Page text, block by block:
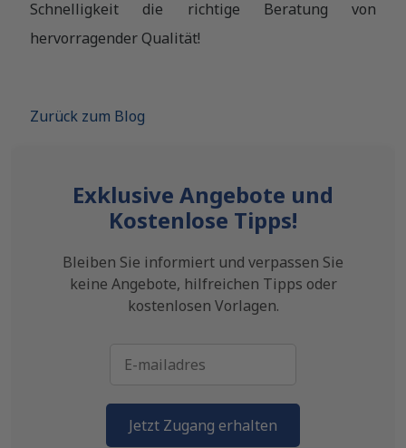
Schnelligkeit die richtige Beratung von
hervorragender Qualität!
Zurück zum Blog
Exklusive Angebote und
Kostenlose Tipps!
Bleiben Sie informiert und verpassen Sie
keine Angebote, hilfreichen Tipps oder
kostenlosen Vorlagen.
Jetzt Zugang erhalten